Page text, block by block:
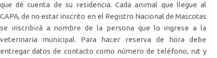
que dé cuenta de su residencia. Cada animal que llegue al
CAPA, de no estar inscrito en el Registro Nacional de Mascotas
se inscribirá a nombre de la persona que lo ingrese a la
veterinaria municipal. Para hacer reserva de hora debe
entregar datos de contacto como número de teléfono, rut y